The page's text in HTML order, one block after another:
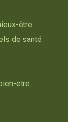
être
de santé
être.